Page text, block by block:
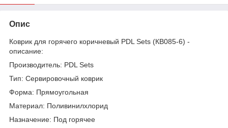
Опис
Коврик для горячего коричневый PDL Sets (КВ085-6) -
описание:
Производитель: PDL Sets
Тип: Сервировочный коврик
Форма: Прямоугольная
Материал: Поливинилхлорид
Назначение: Под горячее